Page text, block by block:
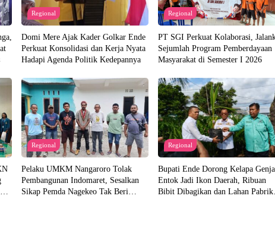
Regional
Domi Mere Ajak Kader Golkar Ende
Perkuat Konsolidasi dan Kerja Nyata
Hadapi Agenda Politik Kedepannya
Regional
PT SGI Perkuat Kolaborasi,
Sejumlah Program Pemberdayaan
Masyarakat di Semester I 2026
Regional
Pelaku UMKM Nangaroro Tolak
Pembangunan Indomaret, Sesalkan
Sikap Pemda Nagekeo Tak Beri
Regional
Bupati Ende Dorong Kelapa
Entok Jadi Ikon Daerah, Ribuan
Bibit Dibagikan dan Lahan Pabrik